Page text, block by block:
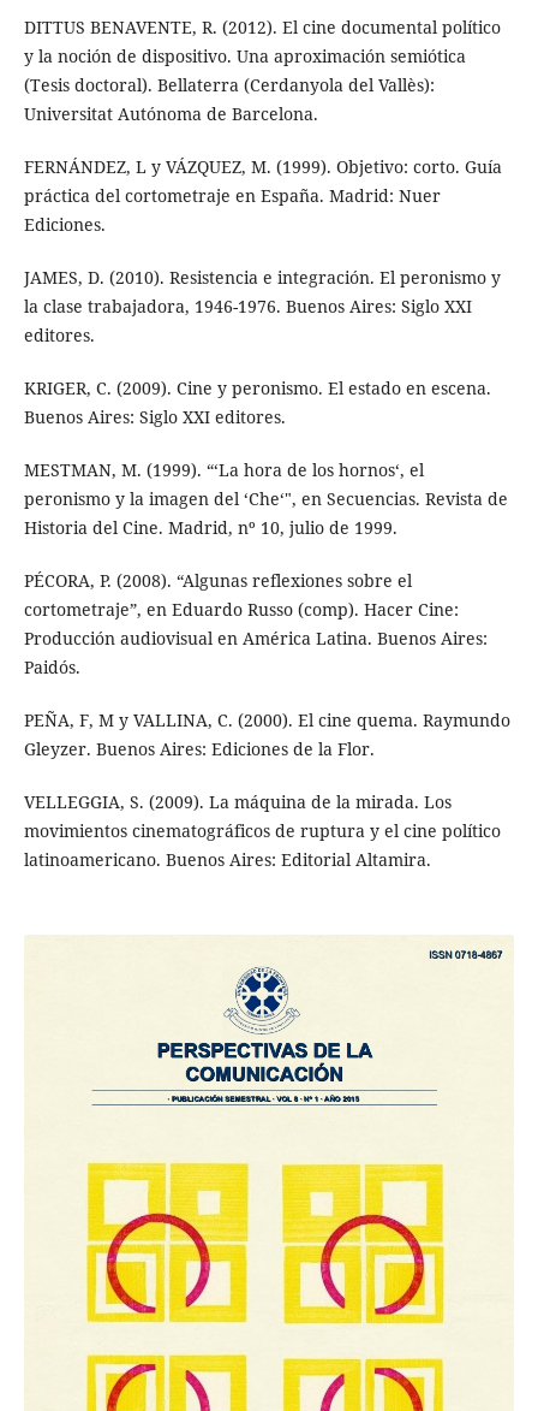
DITTUS BENAVENTE, R. (2012). El cine documental político
y la noción de dispositivo. Una aproximación semiótica
(Tesis doctoral). Bellaterra (Cerdanyola del Vallès):
Universitat Autónoma de Barcelona.
FERNÁNDEZ, L y VÁZQUEZ, M. (1999). Objetivo: corto. Guía
práctica del cortometraje en España. Madrid: Nuer
Ediciones.
JAMES, D. (2010). Resistencia e integración. El peronismo y
la clase trabajadora, 1946-1976. Buenos Aires: Siglo XXI
editores.
KRIGER, C. (2009). Cine y peronismo. El estado en escena.
Buenos Aires: Siglo XXI editores.
MESTMAN, M. (1999). “‘La hora de los hornos‘, el
peronismo y la imagen del ‘Che‘", en Secuencias. Revista de
Historia del Cine. Madrid, nº 10, julio de 1999.
PÉCORA, P. (2008). “Algunas reflexiones sobre el
cortometraje”, en Eduardo Russo (comp). Hacer Cine:
Producción audiovisual en América Latina. Buenos Aires:
Paidós.
PEÑA, F, M y VALLINA, C. (2000). El cine quema. Raymundo
Gleyzer. Buenos Aires: Ediciones de la Flor.
VELLEGGIA, S. (2009). La máquina de la mirada. Los
movimientos cinematográficos de ruptura y el cine político
latinoamericano. Buenos Aires: Editorial Altamira.